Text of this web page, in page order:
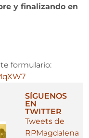
y finalizando en
formulario:
SÍGUENOS
EN
TWITTER
Tweets de
RPMagdalena